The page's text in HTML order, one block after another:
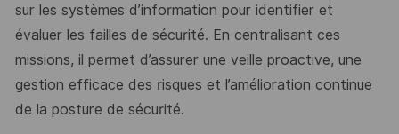
sur les systèmes d’information pour identifier et
évaluer les failles de sécurité. En centralisant ces
missions, il permet d’assurer une veille proactive, une
gestion efficace des risques et l’amélioration continue
de la posture de sécurité.